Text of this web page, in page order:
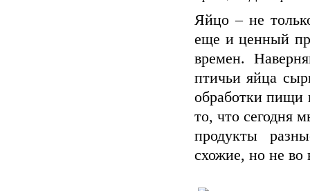
Яйцо – не
еще и ценный
времен.
птичьи яйца
обработки пищи
то, что сегодня
продукты
схожие, но не во